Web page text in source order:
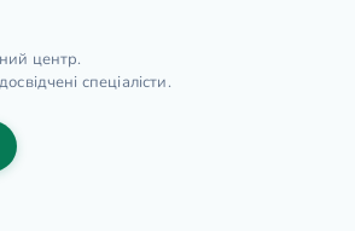
центр.
спеціалісти.